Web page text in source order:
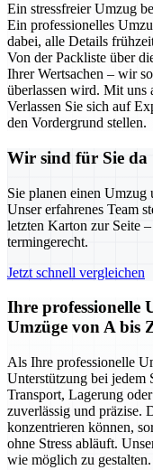
Ein stressfreier Umzug
Ein professionelles
dabei, alle Details
Von der Packliste über
Ihrer Wertsachen – wir
überlassen wird. Mit
Verlassen Sie sich auf
den Vordergrund stellen.
Wir sind für Sie da
Sie planen einen Umzug
Unser erfahrenes Team
letzten Karton zur Seite
termingerecht.
Jetzt schnell vergleichen
Ihre professionelle
Umzüge von A bis
Als Ihre professionelle
Unterstützung bei jedem
Transport, Lagerung
zuverlässig und präzise.
konzentrieren können,
ohne Stress abläuft.
wie möglich zu gestalten.